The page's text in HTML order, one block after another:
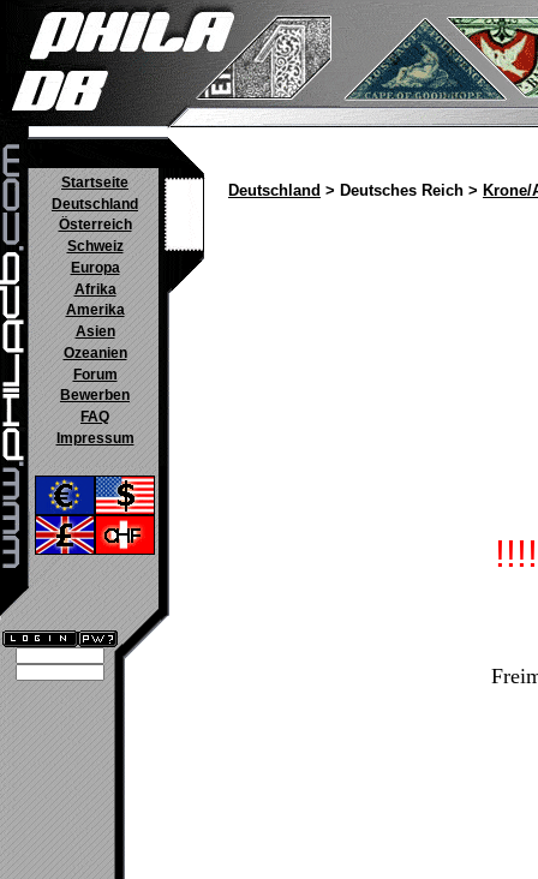
Startseite
Deutschland
Österreich
Schweiz
Europa
Afrika
Amerika
Asien
Ozeanien
Forum
Bewerben
FAQ
Impressum
Deutschland > Deutsches Reich > Krone/